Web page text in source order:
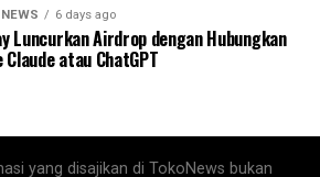
6 days ago
Luncurkan Airdrop dengan Hubungkan
Claude atau ChatGPT
yang disajikan di TokoNews bukan